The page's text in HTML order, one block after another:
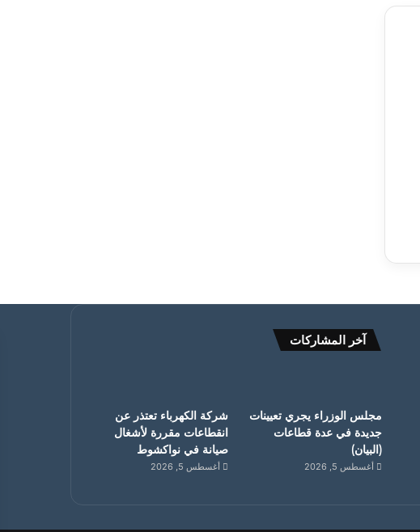
آخر المشاركات
مجلس الوزراء يجري تعيينات
جديدة في عدة قطاعات
(البيان)
أغسطس 5, 2026
شركة الكهرباء تعتذر عن
انقطاعات مقررة لأشغال
صيانة في نواكشوط
أغسطس 5, 2026